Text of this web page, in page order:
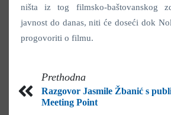
ništa iz tog filmsko-baštovanskog
javnost do danas, niti će doseći dok
progovoriti o filmu.
Prethodna
Razgovor Jasmile Žbanić s
Meeting Point